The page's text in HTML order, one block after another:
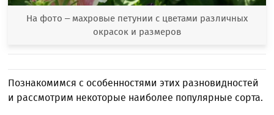
На фото ­– махровые петунии с цветами различных
окрасок и размеров
Познакомимся с особенностями этих разновидностей
и рассмотрим некоторые наиболее популярные сорта.